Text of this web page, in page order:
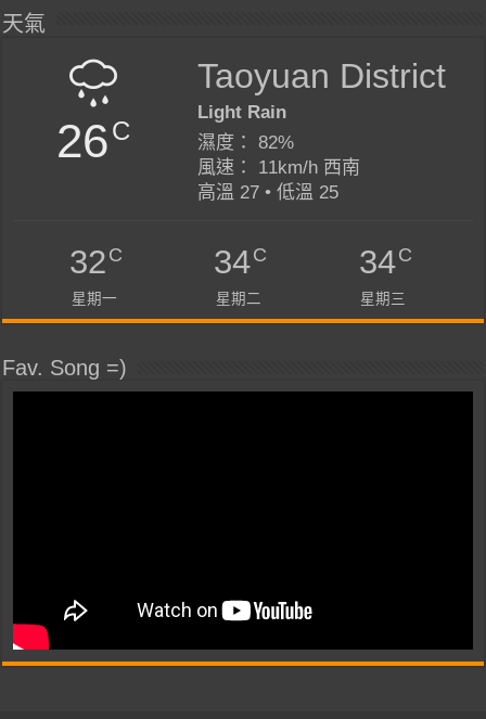
天氣
26C
Taoyuan District
Light Rain
濕度： 82%
風速： 11km/h 西南
高溫 27 • 低溫 25
32C
星期一
34C
星期二
34C
星期三
Fav. Song =)